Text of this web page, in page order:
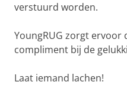
verstuurd worden.
YoungRUG zorgt ervoor
compliment bij de
Laat iemand lachen!